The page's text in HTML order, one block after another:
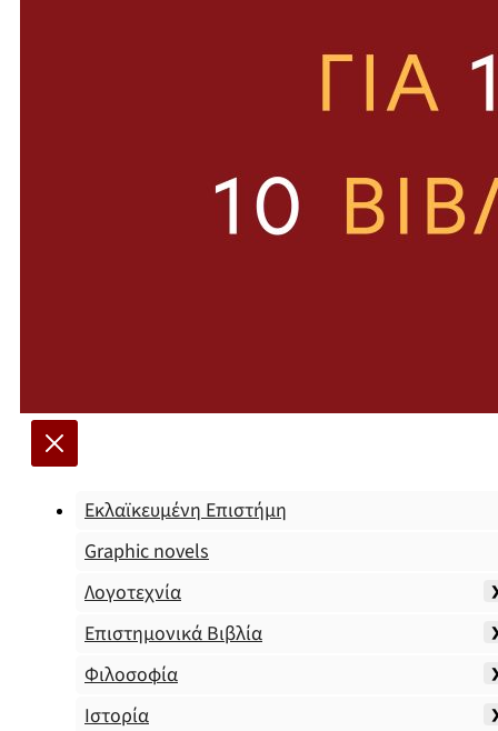
Εκλαϊκευμένη Επιστήμη
Graphic novels
Λογοτεχνία
Επιστημονικά Βιβλία
Φιλοσοφία
Ιστορία